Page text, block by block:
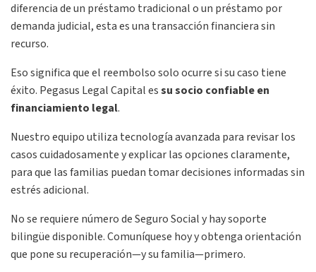
diferencia de un préstamo tradicional o un préstamo por
demanda judicial, esta es una transacción financiera sin
recurso.
Eso significa que el reembolso solo ocurre si su caso tiene
éxito. Pegasus Legal Capital essu socio confiable en
financiamiento legal.
Nuestro equipo utiliza tecnología avanzada para revisar los
casos cuidadosamente y explicar las opciones claramente,
para que las familias puedan tomar decisiones informadas sin
estrés adicional.
No se requiere número de Seguro Social y hay soporte
bilingüe disponible. Comuníquese hoy y obtenga orientación
que pone su recuperación—y su familia—primero.